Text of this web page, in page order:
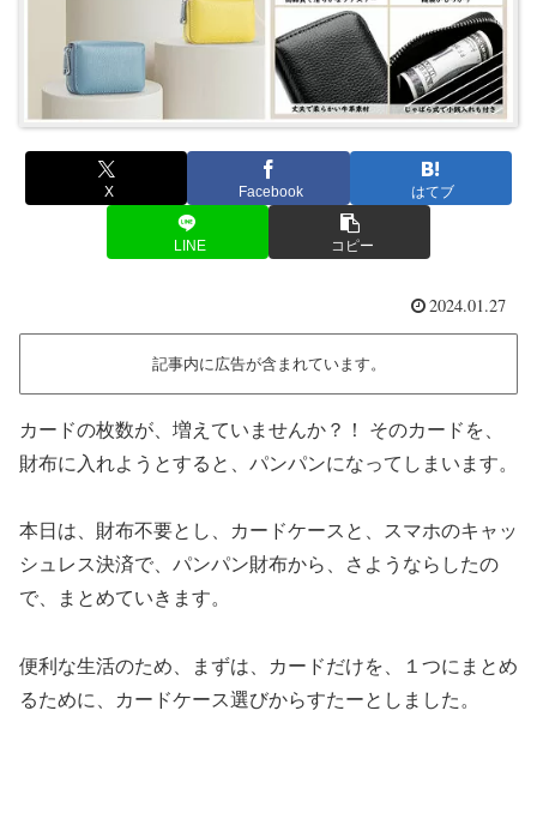
X Facebook はてブ
LINE コピー
2024.01.27
記事内に広告が含まれています。
カードの枚数が、増えていませんか？！ そのカードを、
財布に入れようとすると、パンパンになってしまいます。
本日は、財布不要とし、カードケースと、スマホのキャッ
シュレス決済で、パンパン財布から、さようならしたの
で、まとめていきます。
便利な生活のため、まずは、カードだけを、１つにまとめ
るために、カードケース選びからすたーとしました。